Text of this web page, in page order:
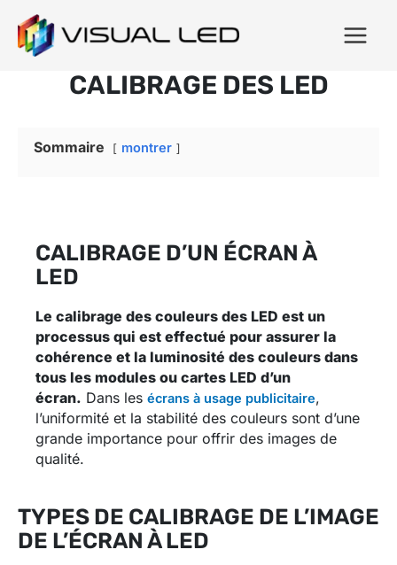
CALIBRAGE DES LED
Sommaire montrer
CALIBRAGE D’UN ÉCRAN À
LED
Le calibrage des couleurs des LED est un
processus qui est effectué pour assurer la
cohérence et la luminosité des couleurs dans
tous les modules ou cartes LED d’un
écran. Dans lesécrans à usage publicitaire,
l’uniformité et la stabilité des couleurs sont d’une
grande importance pour offrir des images de
qualité.
TYPES DE CALIBRAGE DE L’IMAGE
DE L’ÉCRAN À LED